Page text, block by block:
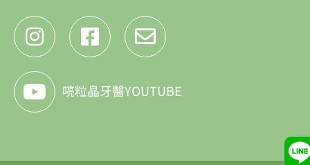
喨粒晶牙醫YOUTUBE